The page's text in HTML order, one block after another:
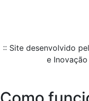
:: Site desenvolvido
e